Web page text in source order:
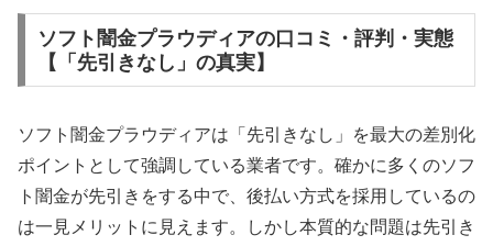
ソフト闇金プラウディアの口コミ・評判・実態
【「先引きなし」の真実】
ソフト闇金プラウディアは「先引きなし」を最大の差別化
ポイントとして強調している業者です。確かに多くのソフ
ト闇金が先引きをする中で、後払い方式を採用しているの
は一見メリットに見えます。しかし本質的な問題は先引き